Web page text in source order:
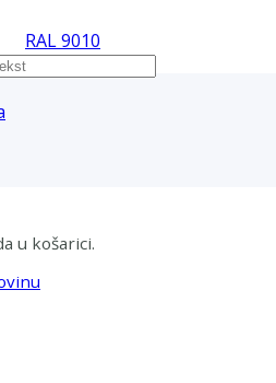
u košarici.
RAL 9010